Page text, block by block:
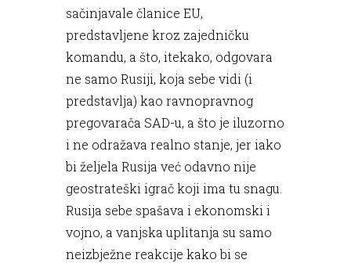
sačinjavale članice EU,
predstavljene kroz zajedničku
komandu, a što, itekako, odgovara
ne samo Rusiji, koja sebe vidi (i
predstavlja) kao ravnopravnog
pregovarača SAD-u, a što je iluzorno
i ne odražava realno stanje, jer iako
bi željela Rusija već odavno nije
geostrateški igrač koji ima tu snagu.
Rusija sebe spašava i ekonomski i
vojno, a vanjska uplitanja su samo
neizbježne reakcije kako bi se